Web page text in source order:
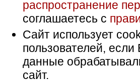
распространение
соглашаетесь с
Сайт использует
пользователей,
данные
сайт.